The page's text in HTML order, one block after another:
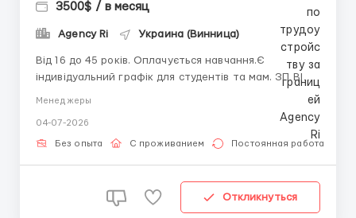
3500$ / в месяц
Agency Ri Украина (Винница)
Від 16 до 45 років. Оплачується навчання.Є
індивідуальний графік для студентів та мам. ЗП ВІД
офіс • Под-системи та одноразки, дозволено в офісі
курити • ЗП ви...
Менеджеры
04-07-2026
Без опыта С проживанием Постоянная работа
Откликнуться